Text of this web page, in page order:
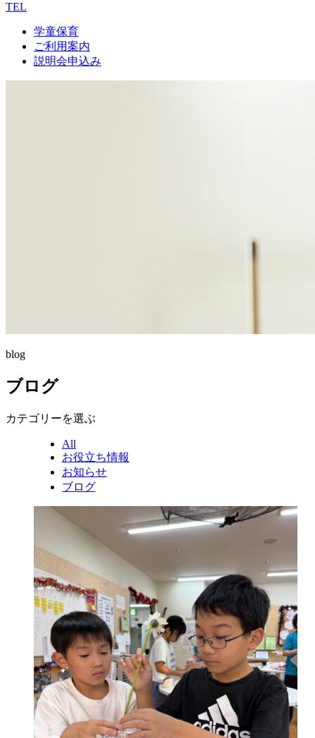
TEL
学童保育
ご利用案内
説明会申込み
blog
ブログ
カテゴリーを選ぶ
All
お役立ち情報
お知らせ
ブログ